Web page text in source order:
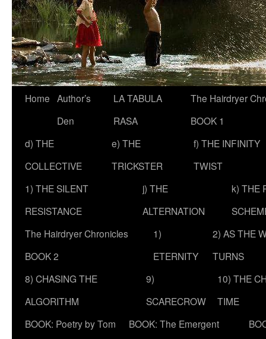
Skip
content
Home Author’s
Den
LA TABULA
RASA
The Hairdryer
BOOK 1
d) THE
COLLECTIVE
e) THE
TRICKSTER
f) THE INFINITY
TWIST
1) THE SILENT
RESISTANCE
j) THE
ALTERNATION
k) THE
The Hairdryer Chronicles
BOOK 2
1)
ETERNITY
2) AS THE
TURNS
8) CHASING THE
ALGORITHM
9)
SCARECROW
10) THE
TIME
BOOK: Poetry by Tom
BOOK: The Emergent